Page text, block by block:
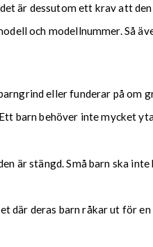
är dessutom ett krav att den
och modellnummer. Så
eller funderar på om
barn behöver inte mycket
är stängd. Små barn ska
deras barn råkar ut för